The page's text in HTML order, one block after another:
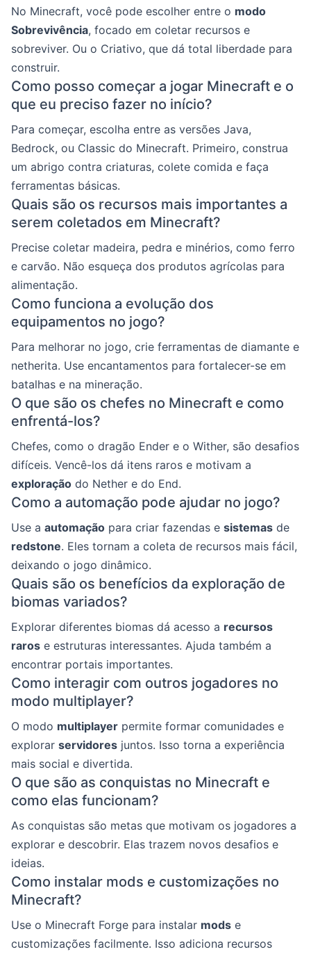
No Minecraft, você pode escolher entre o modo
Sobrevivência, focado em coletar recursos e
sobreviver. Ou o Criativo, que dá total liberdade para
construir.
Como posso começar a jogar Minecraft e o
que eu preciso fazer no início?
Para começar, escolha entre as versões Java,
Bedrock, ou Classic do Minecraft. Primeiro, construa
um abrigo contra criaturas, colete comida e faça
ferramentas básicas.
Quais são os recursos mais importantes a
serem coletados em Minecraft?
Precise coletar madeira, pedra e minérios, como ferro
e carvão. Não esqueça dos produtos agrícolas para
alimentação.
Como funciona a evolução dos
equipamentos no jogo?
Para melhorar no jogo, crie ferramentas de diamante e
netherita. Use encantamentos para fortalecer-se em
batalhas e na mineração.
O que são os chefes no Minecraft e como
enfrentá-los?
Chefes, como o dragão Ender e o Wither, são desafios
difíceis. Vencê-los dá itens raros e motivam a
exploração do Nether e do End.
Como a automação pode ajudar no jogo?
Use a automação para criar fazendas e sistemas de
redstone. Eles tornam a coleta de recursos mais fácil,
deixando o jogo dinâmico.
Quais são os benefícios da exploração de
biomas variados?
Explorar diferentes biomas dá acesso a recursos
raros e estruturas interessantes. Ajuda também a
encontrar portais importantes.
Como interagir com outros jogadores no
modo multiplayer?
O modo multiplayer permite formar comunidades e
explorar servidores juntos. Isso torna a experiência
mais social e divertida.
O que são as conquistas no Minecraft e
como elas funcionam?
As conquistas são metas que motivam os jogadores a
explorar e descobrir. Elas trazem novos desafios e
ideias.
Como instalar mods e customizações no
Minecraft?
Use o Minecraft Forge para instalar mods e
customizações facilmente. Isso adiciona recursos